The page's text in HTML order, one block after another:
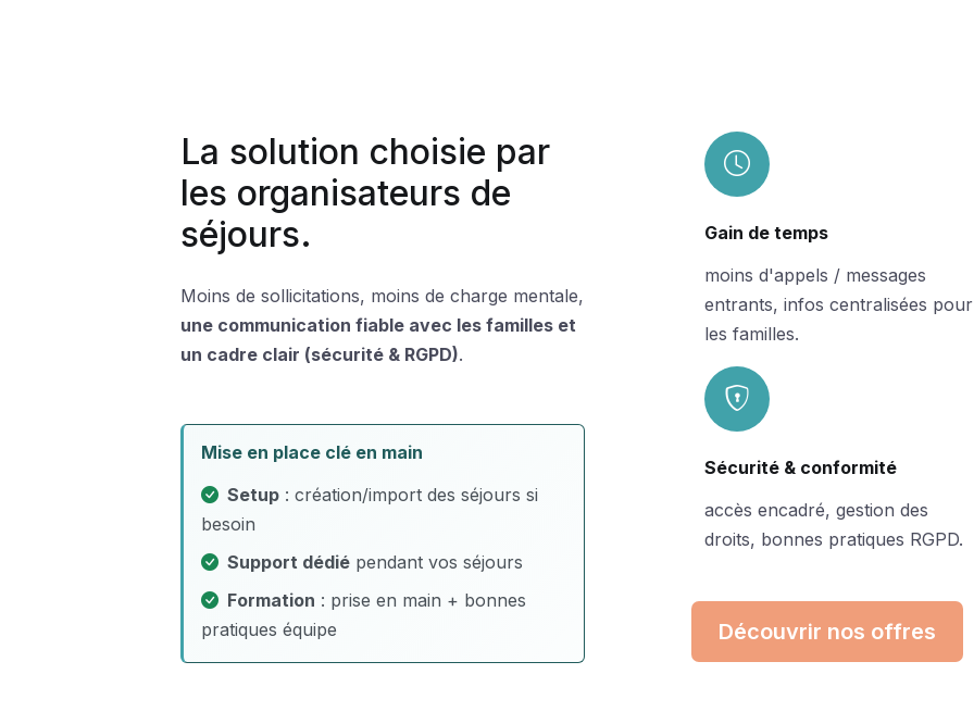
La solution choisie par
les organisateurs de
séjours.
Moins de sollicitations, moins de charge mentale,
une communication fiable avec les familles et
un cadre clair (sécurité & RGPD).
Mise en place clé en main
Setup : création/import des séjours si
besoin
Support dédié pendant vos séjours
Formation : prise en main + bonnes
pratiques équipe
Gain de temps
moins d'appels / messages
entrants, infos centralisées pour
les familles.
Sécurité & conformité
accès encadré, gestion des
droits, bonnes pratiques RGPD.
Découvrir nos offres